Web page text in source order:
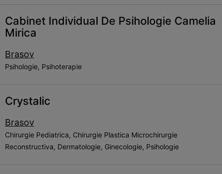
Cabinet Individual De Psihologie Camelia
Mirica
Brasov
Psihologie, Psihoterapie
Crystalic
Brasov
Chirurgie Pediatrica, Chirurgie Plastica Microchirurgie
Reconstructiva, Dermatologie, Ginecologie, Psihologie